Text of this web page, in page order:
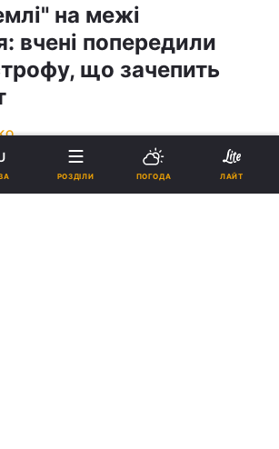
на межі
вчені попередили
що зачепить
РОЗДІЛИ ПОГОДА ЛАЙТ